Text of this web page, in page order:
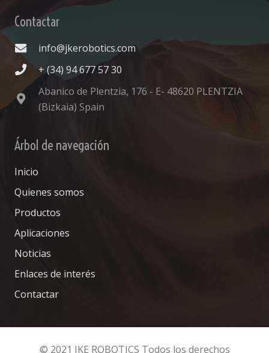
Contactar
info@jkerobotics.com
+ (34) 94 677 57 30
Abanico de Plentzia, 176 - E- 48620 PLENTZIA
(Bizkaia) Spain
Árbol de navegación
Inicio
Quienes somos
Productos
Aplicaciones
Noticias
Enlaces de interés
Contactar
© 2021 JKE ROBOTICS Todos los derechos